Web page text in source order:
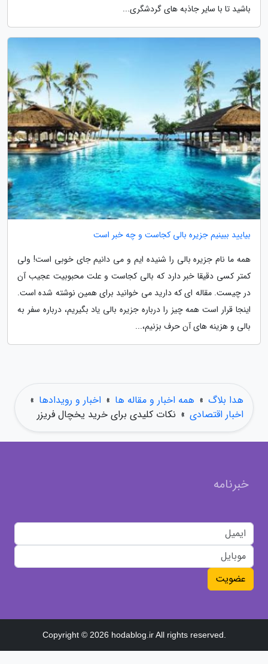
باشید تا با سایر جاذبه های گردشگری...
بیایید ببینیم جزیره بالی کجاست و چه خبر است
همه ما نام جزیره بالی را شنیده ایم و می دانیم جای خوبی است! ولی
کمتر کسی دقیقا خبر دارد که بالی کجاست و علت محبوبیت عجیب آن
در چیست. مقاله ای که دارید می خوانید برای همین نوشته شده است.
اینجا قرار است همه چیز را درباره جزیره بالی یاد بگیریم، درباره سفر به
بالی و هزینه های آن حرف بزنیم،...
هدا بلاگ » همه اخبار و مقاله ها » اخبار و رویدادها »
اخبار اقتصادی » نکات کلیدی برای خرید یخچال فریزر
خبرنامه
عضویت
Copyright © 2026 hodablog.ir All rights reserved.